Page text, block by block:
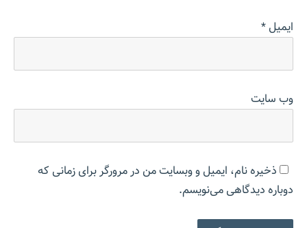
ایمیل*
وب‌ سایت
ذخیره نام، ایمیل و وبسایت من در مرورگر برای زمانی که
دوباره دیدگاهی می‌نویسم.